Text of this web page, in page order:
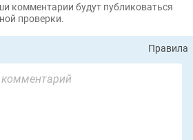
комментарии будут публиковаться
проверки.
Правила